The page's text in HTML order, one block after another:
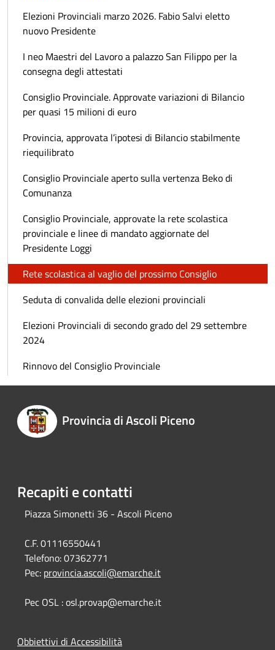
Elezioni Provinciali marzo 2026. Fabio Salvi eletto
nuovo Presidente
I neo Maestri del Lavoro a palazzo San Filippo per la
consegna degli attestati
Consiglio Provinciale. Approvate variazioni di Bilancio
per quasi 15 milioni di euro
Provincia, approvata l’ipotesi di Bilancio stabilmente
riequilibrato
Consiglio Provinciale aperto sulla vertenza Beko di
Comunanza
Consiglio Provinciale, approvate la rete scolastica
provinciale e linee di mandato aggiornate del
Presidente Loggi
Rete scolastica al vaglio del prossimo Consiglio
Seduta di convalida delle elezioni provinciali
Elezioni Provinciali di secondo grado del 29 settembre
2024
Rinnovo del Consiglio Provinciale
Provincia di Ascoli Piceno
Recapiti e contatti
Piazza Simonetti 36 - Ascoli Piceno
C.F. 01116550441
Telefono:07362771
Pec: provincia.ascoli@emarche.it
Pec OSL : osl.provap@emarche.it
Obbiettivi di Accessibilità